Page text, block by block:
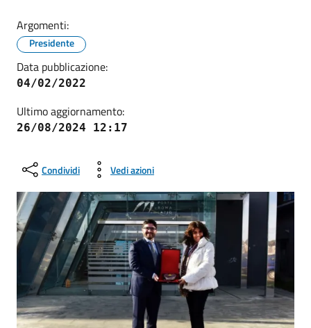
Argomenti:
Presidente
Data pubblicazione:
04/02/2022
Ultimo aggiornamento:
26/08/2024 12:17
Condividi Vedi azioni